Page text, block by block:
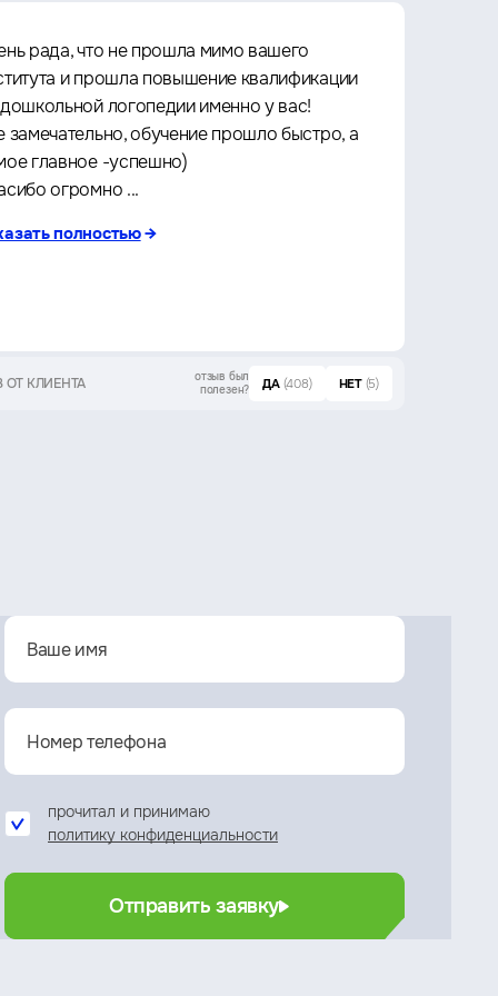
рада, что не прошла мимо вашего
и прошла повышение квалификации
логопедии именно у вас!
замечательно, обучение прошло быстро, а
главное -успешно)
огромно ...
полностью→
ОТ КЛИЕНТА
отзыв был
полезен?
ДА (408) НЕТ (5)
прочитал и принимаю
политику конфиденциальности
Отправить заявку